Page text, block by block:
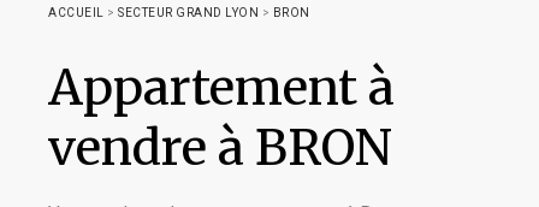
ACCUEIL > SECTEUR GRAND LYON > BRON
Appartement à
vendre à BRON